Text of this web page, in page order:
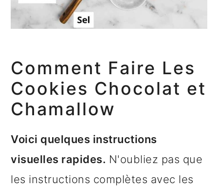
Comment Faire Les
Cookies Chocolat et
Chamallow
Voici quelques instructions
visuelles rapides. N'oubliez pas que
les instructions complètes avec les